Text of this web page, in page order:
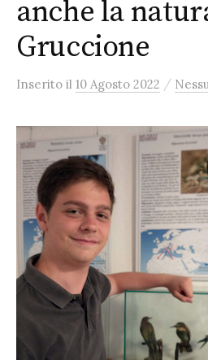
anche la
Gruccione
Inserito il 10 Agosto 2022 /